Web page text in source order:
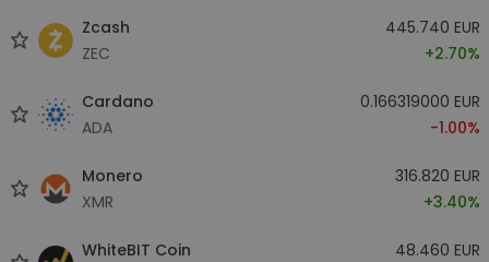
Zcash
ZEC
445.740 EUR
+2.70%
Cardano
ADA
0.166319000 EUR
-1.00%
Monero
XMR
316.820 EUR
+3.40%
WhiteBIT Coin
48.460 EUR